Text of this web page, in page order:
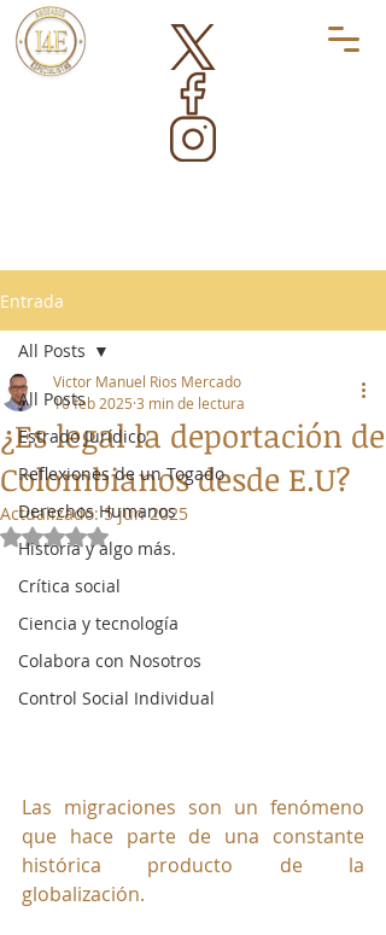
Entrada
All Posts
Estrado Jurídico
Reflexiones de un Togado
Derechos Humanos
Historia y algo más.
Crítica social
Ciencia y tecnología
Colabora con Nosotros
Control Social Individual
All Posts
¿Es legal la deportación de
Colombianos desde E.U?
Victor Manuel Rios Mercado
10 feb 2025 3 min de lectura
Actualizado:5 jun 2025
Obtuvo NaN de 5 estrellas.
Las migraciones son un fenómeno
que hace parte de una constante
histórica producto de la
globalización.